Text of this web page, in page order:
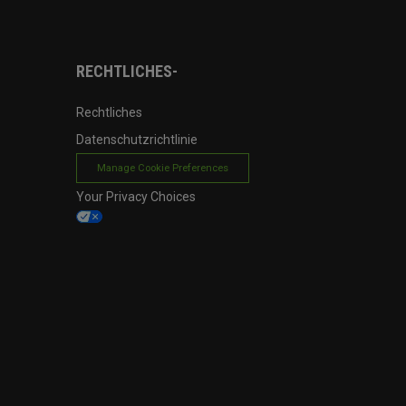
RECHTLICHES-
Rechtliches
Datenschutzrichtlinie
Manage Cookie Preferences
Your Privacy Choices